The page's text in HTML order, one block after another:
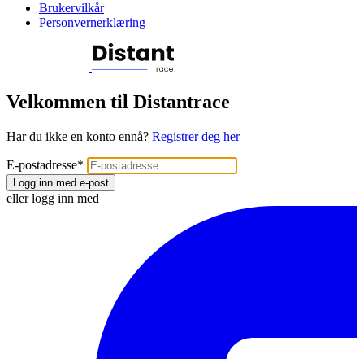
Brukervilkår
Personvernerklæring
Velkommen til Distantrace
Har du ikke en konto ennå? Registrer deg her
E-postadresse*
Logg inn med e-post
eller logg inn med